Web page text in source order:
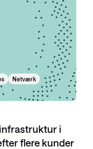
Netværk
i
flere kunder